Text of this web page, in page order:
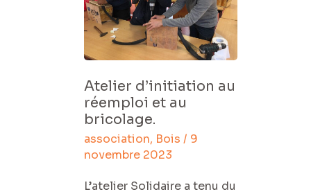
Atelier d’initiation au
réemploi et au
bricolage.
association, Bois / 9
novembre 2023
L’atelier Solidaire a tenu du
et
au
bricolage.